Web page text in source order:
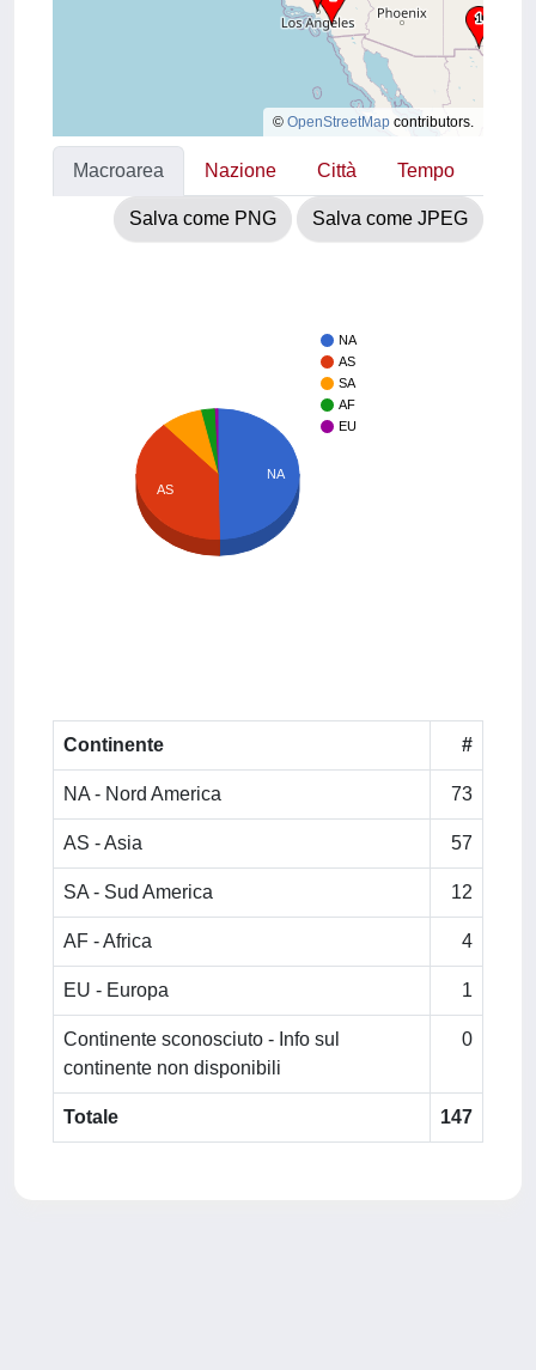
© OpenStreetMap contributors.
Macroarea Nazione Città Tempo
Salva come PNG Salva come JPEG
NA
AS
SA
AF
EU
NA
AS
Continente #
NA - Nord America 73
AS - Asia 57
SA - Sud America 12
AF - Africa 4
EU - Europa 1
Continente sconosciuto - Info sul
continente non disponibili
0
Totale 147